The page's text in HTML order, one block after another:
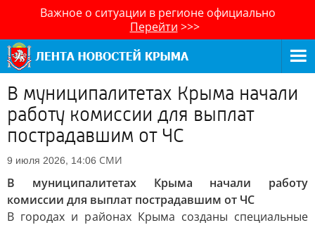
Важное о ситуации в регионе официально
Перейти >>>
В муниципалитетах Крыма начали
работу комиссии для выплат
пострадавшим от ЧС
9 июля 2026, 14:06 СМИ
В муниципалитетах Крыма начали работу
комиссии для выплат пострадавшим от ЧС
В городах и районах Крыма созданы специальные